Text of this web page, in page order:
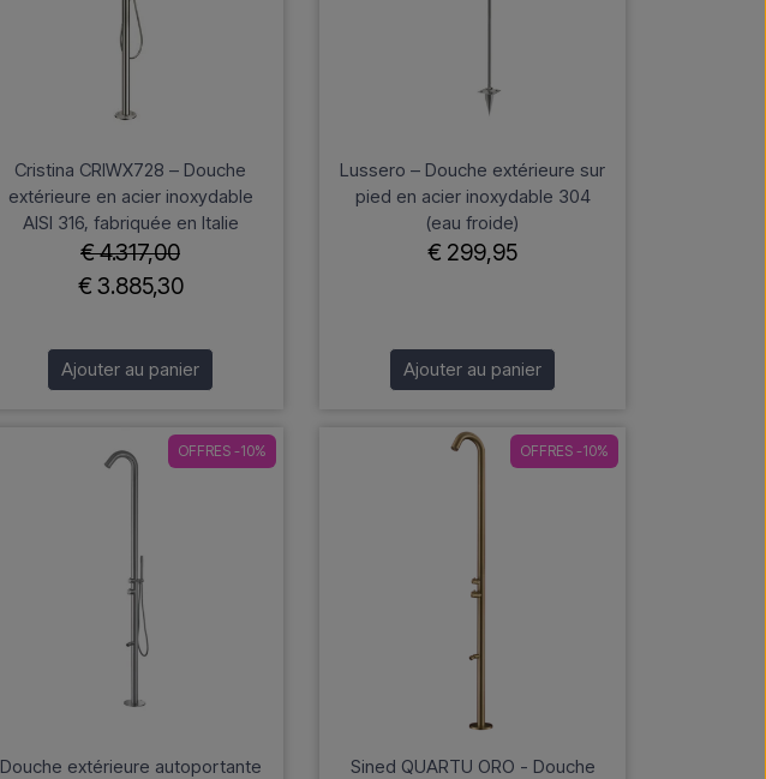
Cristina CRIWX728 – Douche
extérieure en acier inoxydable
AISI 316, fabriquée en Italie
€ 4.317,00
€ 3.885,30
Ajouter au panier
Lussero – Douche extérieure sur
pied en acier inoxydable 304
(eau froide)
€ 299,95
Ajouter au panier
OFFRES -10%
Douche extérieure autoportante
OFFRES -10%
Sined QUARTU ORO - Douche